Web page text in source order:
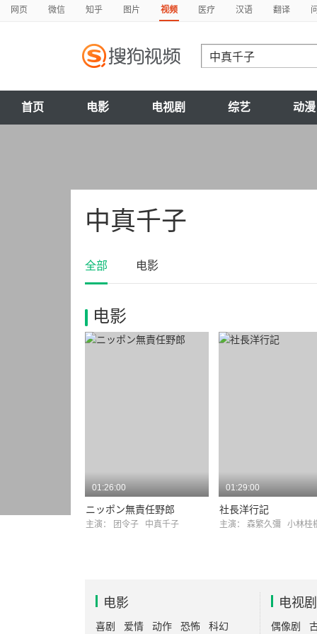
网页 微信 知乎 图片 视频 医疗 汉语 翻译
首页 电影 电视剧 综艺 动漫
中真千子
全部 电影
电影
01:26:00
ニッポン無責任野郎
主演： 团令子 中真千子
01:29:00
社長洋行記
主演： 森繁久彌 小林
电影
喜剧 爱情 动作 恐怖 科幻
电视剧
偶像剧